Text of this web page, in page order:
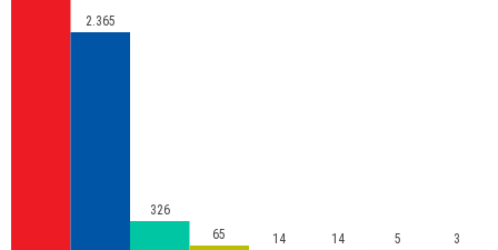
2.365
326
65
14 14 5 3